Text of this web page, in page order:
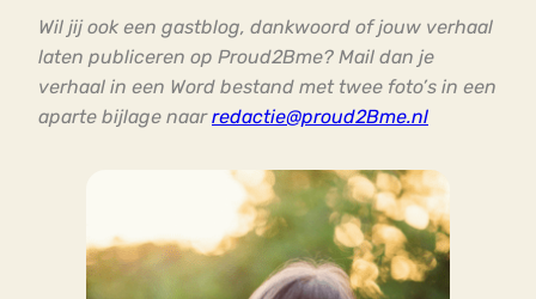
Wil jij ook een gastblog, dankwoord of jouw verhaal
laten publiceren op Proud2Bme? Mail dan je
verhaal in een Word bestand met twee foto’s in een
aparte bijlage naarredactie@proud2Bme.nl